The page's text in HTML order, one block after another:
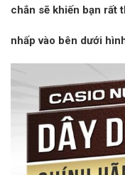
chắn sẽ khiến bạn rất
nhấp vào bên dưới